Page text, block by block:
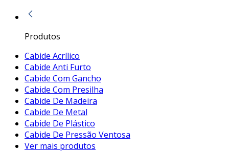
Produtos
Cabide Acrílico
Cabide Anti Furto
Cabide Com Gancho
Cabide Com Presilha
Cabide De Madeira
Cabide De Metal
Cabide De Plástico
Cabide De Pressão Ventosa
Ver mais produtos